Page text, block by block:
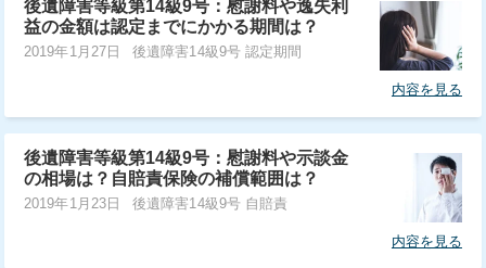
後遺障害等級第14級9号：慰謝料や逸失利
益の金額は認定までにかかる期間は？
2019年1月27日 後遺障害14級9号 認定期間
内容を見る
後遺障害等級第14級9号：慰謝料や示談金
の相場は？自賠責保険の補償範囲は？
2019年1月23日 後遺障害14級9号 自賠責
内容を見る